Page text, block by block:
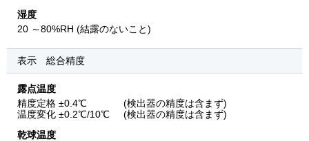
湿度
20 ～80%RH (結露のないこと)
表示 総合精度
露点温度
精度定格 ±0.4℃
(検出器の精度は含まず)
温度変化 ±0.2℃/10℃
(検出器の精度は含まず)
乾球温度